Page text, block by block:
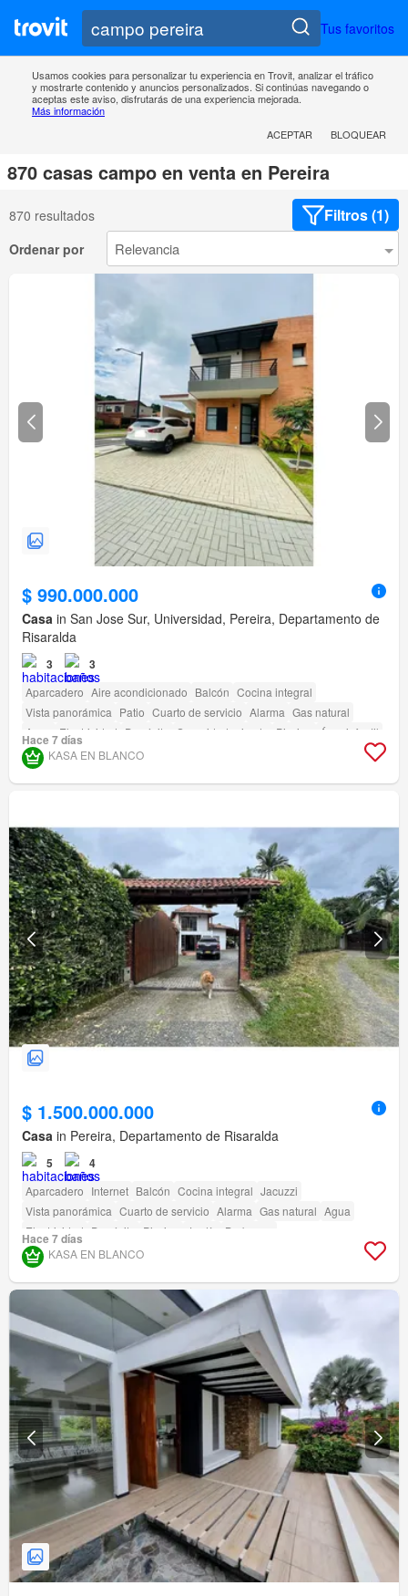
Tus favoritos
Usamos cookies para personalizar tu experiencia en Trovit, analizar el tráfico
y mostrarte contenido y anuncios personalizados. Si continúas navegando o
aceptas este aviso, disfrutarás de una experiencia mejorada.
Más información
ACEPTAR
BLOQUEAR
870 casas campo en venta en Pereira
870 resultados Filtros (1)
Ordenar por
$ 990.000.000
Casa in San Jose Sur, Universidad, Pereira, Departamento de
Risaralda
3 3
Aparcadero Aire acondicionado Balcón Cocina integral
Vista panorámica Patio Cuarto de servicio Alarma Gas natural
Agua
Electricidad Depósito Seguridad privada Piscina
Área infantil
Jardín
Hace 7 días
KASA EN BLANCO
$ 1.500.000.000
Casa in Pereira, Departamento de Risaralda
5 4
Aparcadero Internet Balcón Cocina integral Jacuzzi
Vista panorámica Cuarto de servicio Alarma Gas natural Agua
Electricidad Depósito Piscina Jardín Barbecue
Hace 7 días
KASA EN BLANCO